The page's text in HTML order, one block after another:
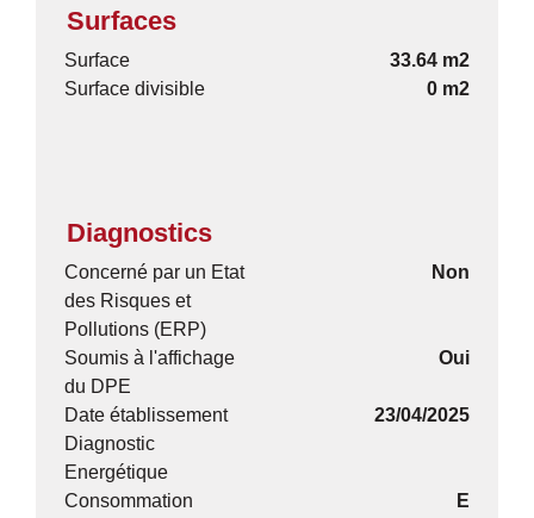
Surfaces
Surface
33.64 m2
Surface divisible
0 m2
Diagnostics
Concerné par un Etat
des Risques et
Pollutions (ERP)
Non
Soumis à l'affichage
du DPE
Oui
Date établissement
Diagnostic
Energétique
23/04/2025
Consommation
E